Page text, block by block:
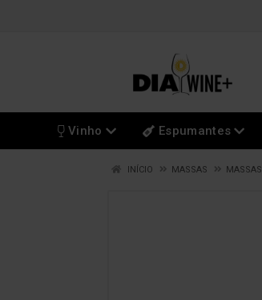
Vinho Espumantes
INÍCIO MASSAS MASSAS